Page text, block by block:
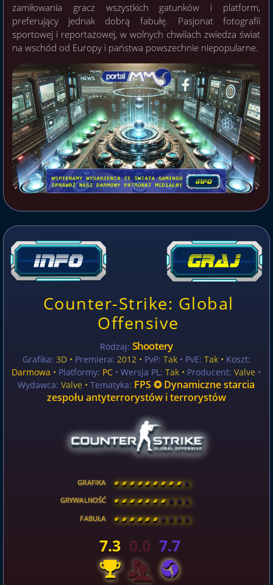
zamiłowania gracz wszystkich gatunków i platform,
preferujący jednak dobrą fabułę. Pasjonat fotografii
sportowej i reportażowej, w wolnych chwilach zwiedza świat
na wschód od Europy i państwa powszechnie niepopularne.
Counter-Strike: Global
Offensive
Rodzaj: Shootery
Grafika: 3D • Premiera: 2012 • PvP: Tak• PvE: Tak • Koszt:
Darmowa • Platformy: PC • Wersja PL: Tak • Producent: Valve •
Wydawca: Valve •Tematyka: FPS ✪ Dynamiczne starcia
zespołu antyterrorystów i terrorystów
GRAFIKA [ \ \ \ \ \ \ \ \ ]
GRYWALNOŚĆ [ \ \ \ \ \ \ \ \ ]
FABUŁA [ \ \ \ \ \ \ \ \ ]
7.3 0.0 7.7